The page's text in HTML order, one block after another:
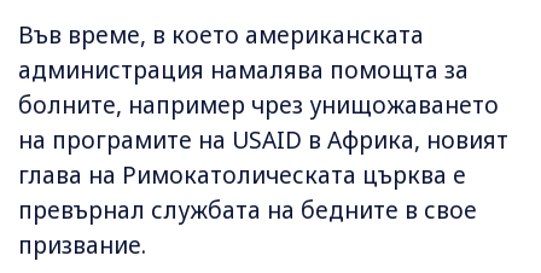
Във време, в което американската
администрация намалява помощта за
болните, например чрез унищожаването
на програмите на USAID в Африка, новият
глава на Римокатолическата църква е
превърнал службата на бедните в свое
призвание.